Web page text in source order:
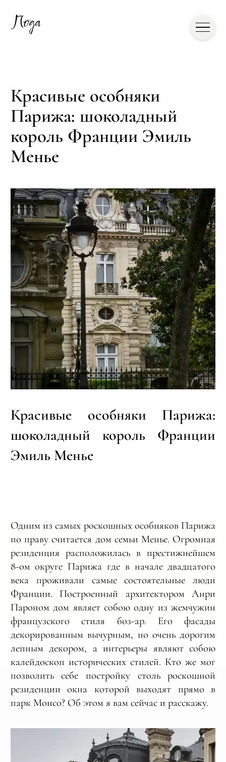
Красивые особняки
Парижа: шоколадный
король Франции Эмиль
Менье
Красивые особняки Парижа:
шоколадный король Франции
Эмиль Менье
Одним из самых роскошных особняков Парижа
по праву считается дом семьи Менье. Огромная
резиденция расположилась в престижнейшем
8-ом округе Парижа где в начале двадцатого
века проживали самые состоятельные люди
Франции. Построенный архитектором Анри
Пароном дом являет собою одну из жемчужин
французского стиля боз-ар. Его фасады
декорированным вычурным, но очень дорогим
лепным декором, а интерьеры являют собою
калейдоскоп исторических стилей. Кто же мог
позволить себе постройку столь роскошной
резиденции окна которой выходят прямо в
парк Монсо? Об этом я вам сейчас и расскажу.